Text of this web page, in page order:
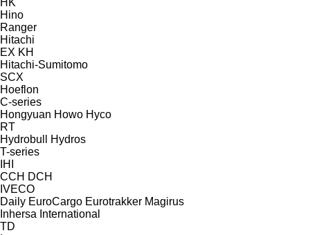
Hino
Ranger
Hitachi
EX KH
Hitachi-Sumitomo
SCX
Hoeflon
C-series
Hongyuan Howo Hyco
RT
Hydrobull
Hydros
T-series
IHI
CCH DCH
IVECO
Daily EuroCargo Eurotrakker Magirus
Inhersa International
TD